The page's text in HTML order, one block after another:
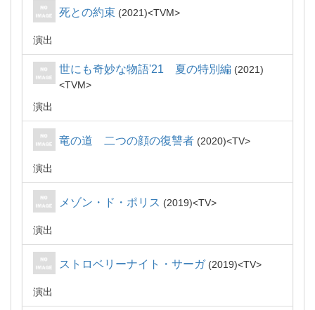
死との約束 2021 TVM
演出
世にも奇妙な物語'21 夏の特別編
2021
TVM
演出
竜の道 二つの顔の復讐者 2020 TV
演出
メゾン・ド・ポリス 2019 TV
演出
ストロベリーナイト・サーガ 2019 TV
演出